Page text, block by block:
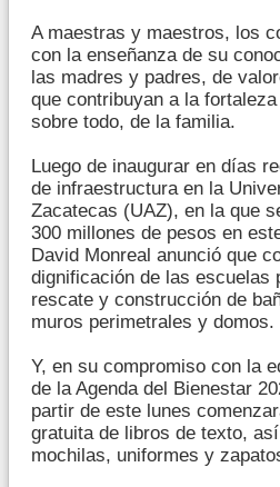
A maestras y maestros, los
con la enseñanza de su
las madres y padres, de
que contribuyan a la
sobre todo, de la familia.
Luego de inaugurar en días
de infraestructura en la
Zacatecas (UAZ), en la que
300 millones de pesos en
David Monreal anunció que
dignificación de las escuelas
rescate y construcción de
muros perimetrales y domos.
Y, en su compromiso con la
de la Agenda del Bienestar
partir de este lunes
gratuita de libros de texto,
mochilas, uniformes y